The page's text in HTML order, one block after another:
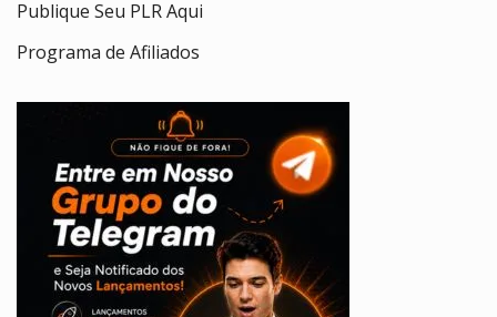
Publique Seu PLR Aqui
Programa de Afiliados